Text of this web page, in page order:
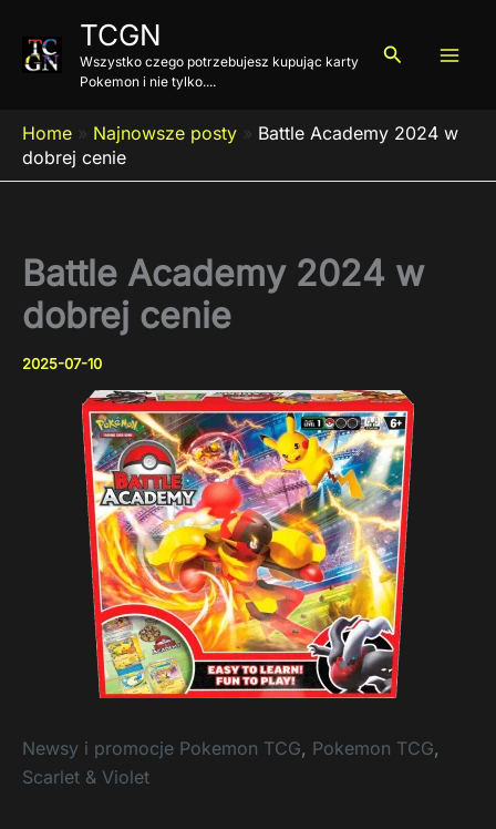
treści
TCGN
Wszystko czego potrzebujesz kupując karty
Pokemon i nie tylko....
Szukaj
Home » Najnowsze posty » Battle Academy 2024 w
dobrej cenie
Battle Academy 2024 w
dobrej cenie
2025-07-10
Newsy i promocje Pokemon TCG, Pokemon TCG,
Scarlet & Violet